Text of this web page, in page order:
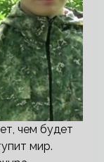
чем будет
мир.